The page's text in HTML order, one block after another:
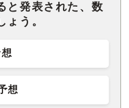
と発表された、数
ょう。
想